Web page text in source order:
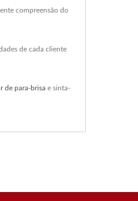
compreensão do
de cada cliente
de para-brisa e sinta-